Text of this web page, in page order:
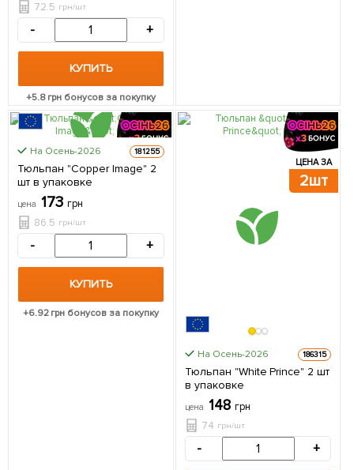
72.5 грн/шт
- +
КУПИТЬ
+5.8грн бонусов за покупку
На Осень-2026 181255
Тюльпан "Copper Image" 2
шт в упаковке
цена 173 грн
86.5 грн/шт
- +
КУПИТЬ
+6.92грн бонусов за покупку
ЦЕНА ЗА
2шт
На Осень-2026 186315
Тюльпан "White Prince" 2 шт
в упаковке
цена 148 грн
74 грн/шт
- +